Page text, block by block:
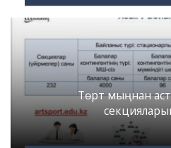
Төрт мыңнан